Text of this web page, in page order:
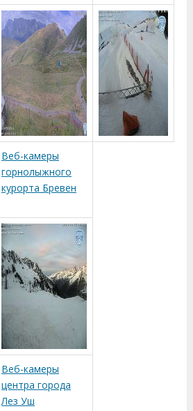
Веб-камеры
горнолыжного
курорта Бревен
Веб-камеры
центра города
Лез Уш